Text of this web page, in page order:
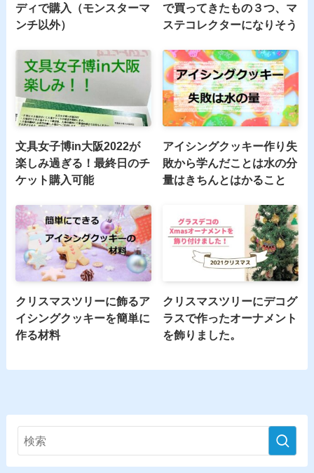
ディで購入（モンスターマ
ンチ以外）
で買ってきたもの３つ、マ
ステコレクターになりそう
文具女子博in大阪2022が
楽しみ過ぎる！最終日のチ
ケット購入可能
アイシングクッキー作り失
敗から学んだことは水の分
量はきちんとはかること
クリスマスツリーに飾るア
イシングクッキーを簡単に
作る材料
クリスマスツリーにデコグ
ラスで作ったオーナメント
を飾りました。